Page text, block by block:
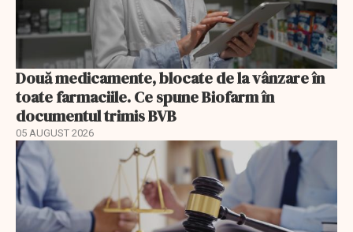
Două medicamente, blocate de la vânzare în
toate farmaciile. Ce spune Biofarm în
documentul trimis BVB
05 AUGUST 2026